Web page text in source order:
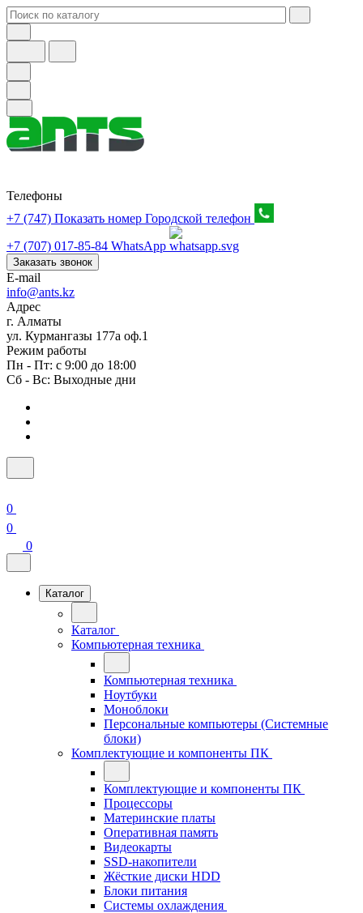
Телефоны
+7 (747) Показать номер Городской телефон
+7 (707) 017-85-84 WhatsApp
Заказать звонок
E-mail
info@ants.kz
Адрес
г. Алматы
ул. Курмангазы 177а оф.1
Режим работы
Пн - Пт: с 9:00 до 18:00
Сб - Вс: Выходные дни
0
0
0
Каталог
Каталог
Компьютерная техника
Компьютерная техника
Ноутбуки
Моноблоки
Персональные компьютеры (Системные
блоки)
Комплектующие и компоненты ПК
Комплектующие и компоненты ПК
Процессоры
Материнские платы
Оперативная память
Видеокарты
SSD-накопители
Жёсткие диски HDD
Блоки питания
Системы охлаждения